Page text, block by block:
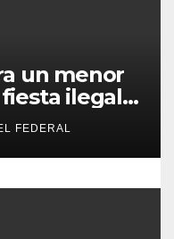
un menor
ilegal
en
FEDERAL